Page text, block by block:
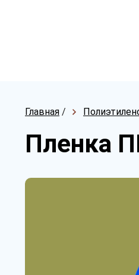
Главная /
Пленка